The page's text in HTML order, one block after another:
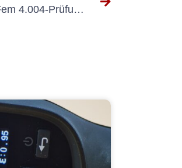
Navigieren in den finanziellen Aspekten der Fem 4.004-Prüfung: Kostenaufschlüsselung und Budgetierungstipps